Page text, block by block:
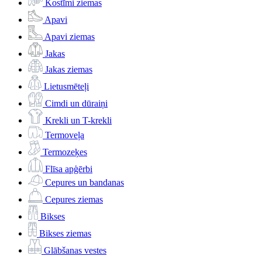
Kostīmi ziemas
Apavi
Apavi ziemas
Jakas
Jakas ziemas
Lietusmēteļi
Cimdi un dūraiņi
Krekli un T-krekli
Termoveļa
Termozeķes
Flīsa apģērbi
Cepures un bandanas
Cepures ziemas
Bikses
Bikses ziemas
Glābšanas vestes